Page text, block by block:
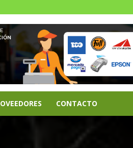
CONTACTO